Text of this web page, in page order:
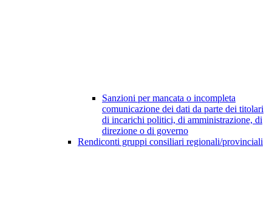
Sanzioni per mancata o incompleta
comunicazione dei dati da parte dei titolari
di incarichi politici, di amministrazione, di
direzione o di governo
Rendiconti gruppi consiliari regionali/provinciali